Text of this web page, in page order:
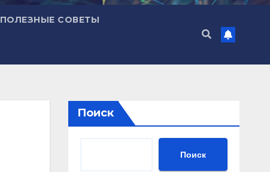
ПОЛЕЗНЫЕ СОВЕТЫ
Поиск
Поиск